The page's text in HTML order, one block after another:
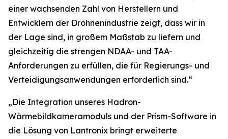
einer wachsenden Zahl von Herstellern und
Entwicklern der Drohnenindustrie zeigt, dass wir in
der Lage sind, in großem Maßstab zu liefern und
gleichzeitig die strengen NDAA- und TAA-
Anforderungen zu erfüllen, die für Regierungs- und
Verteidigungsanwendungen erforderlich sind.“
„Die Integration unseres Hadron-
Wärmebildkameramoduls und der Prism-Software in
die Lösung von Lantronix bringt erweiterte